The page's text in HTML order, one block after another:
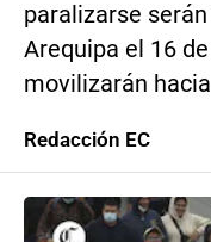
paralizarse
Arequipa el 16
movilizarán
Redacción EC